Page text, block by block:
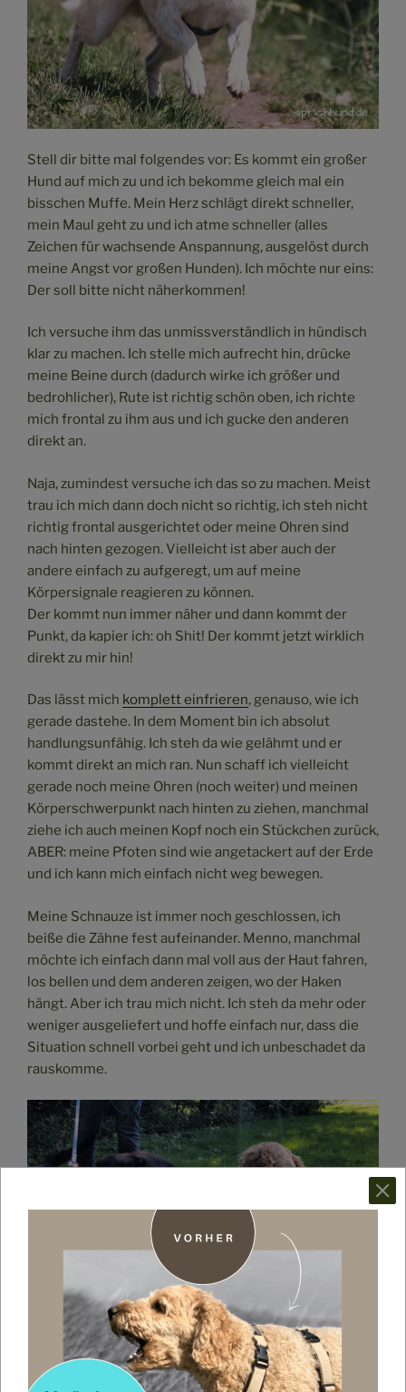
Stell dir bitte mal folgendes vor: Es kommt ein großer
Hund auf mich zu und ich bekomme gleich mal ein
bisschen Muffe. Mein Herz schlägt direkt schneller,
mein Maul geht zu und ich atme schneller (alles
Zeichen für wachsende Anspannung, ausgelöst durch
meine Angst vor großen Hunden). Ich möchte nur eins:
Der soll bitte nicht näherkommen!
Ich versuche ihm das unmissverständlich in hündisch
klar zu machen. Ich stelle mich aufrecht hin, drücke
meine Beine durch (dadurch wirke ich größer und
bedrohlicher), Rute ist richtig schön oben, ich richte
mich frontal zu ihm aus und ich gucke den anderen
direkt an.
Naja, zumindest versuche ich das so zu machen. Meist
trau ich mich dann doch nicht so richtig, ich steh nicht
richtig frontal ausgerichtet oder meine Ohren sind
nach hinten gezogen. Vielleicht ist aber auch der
andere einfach zu aufgeregt, um auf meine
Körpersignale reagieren zu können.
Der kommt nun immer näher und dann kommt der
Punkt, da kapier ich: oh Shit! Der kommt jetzt wirklich
direkt zu mir hin!
Das lässt mich komplett einfrieren, genauso, wie ich
gerade dastehe. In dem Moment bin ich absolut
handlungsunfähig. Ich steh da wie gelähmt und er
kommt direkt an mich ran. Nun schaff ich vielleicht
gerade noch meine Ohren (noch weiter) und meinen
Körperschwerpunkt nach hinten zu ziehen, manchmal
ziehe ich auch meinen Kopf noch ein Stückchen zurück,
ABER: meine Pfoten sind wie angetackert auf der Erde
und ich kann mich einfach nicht weg bewegen.
Meine Schnauze ist immer noch geschlossen, ich
beiße die Zähne fest aufeinander. Menno, manchmal
möchte ich einfach dann mal voll aus der Haut fahren,
los bellen und dem anderen zeigen, wo der Haken
hängt. Aber ich trau mich nicht. Ich steh da mehr oder
weniger ausgeliefert und hoffe einfach nur, dass die
Situation schnell vorbei geht und ich unbeschadet da
rauskomme.